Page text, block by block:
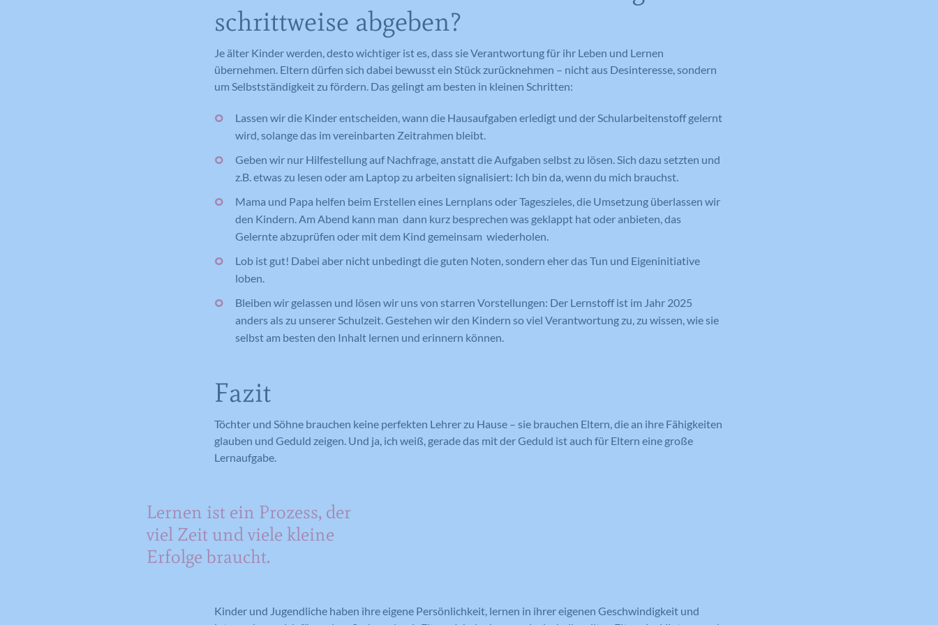
schrittweise abgeben?
Je älter Kinder werden, desto wichtiger ist es, dass sie Verantwortung für ihr Leben und Lernen
übernehmen. Eltern dürfen sich dabei bewusst ein Stück zurücknehmen – nicht aus Desinteresse, sondern
um Selbstständigkeit zu fördern. Das gelingt am besten in kleinen Schritten:
Lassen wir die Kinder entscheiden, wann die Hausaufgaben erledigt und der Schularbeitenstoff gelernt
wird, solange das im vereinbarten Zeitrahmen bleibt.
Geben wir nur Hilfestellung auf Nachfrage, anstatt die Aufgaben selbst zu lösen. Sich dazu setzten und
z.B. etwas zu lesen oder am Laptop zu arbeiten signalisiert: Ich bin da, wenn du mich brauchst.
Mama und Papa helfen beim Erstellen eines Lernplans oder Tageszieles, die Umsetzung überlassen wir
den Kindern. Am Abend kann man dann kurz besprechen was geklappt hat oder anbieten, das
Gelernte abzuprüfen oder mit dem Kind gemeinsam wiederholen.
Lob ist gut! Dabei aber nicht unbedingt die guten Noten, sondern eher das Tun und Eigeninitiative
loben.
Bleiben wir gelassen und lösen wir uns von starren Vorstellungen: Der Lernstoff ist im Jahr 2025
anders als zu unserer Schulzeit. Gestehen wir den Kindern so viel Verantwortung zu, zu wissen, wie sie
selbst am besten den Inhalt lernen und erinnern können.
Fazit
Töchter und Söhne brauchen keine perfekten Lehrer zu Hause – sie brauchen Eltern, die an ihre Fähigkeiten
glauben und Geduld zeigen. Und ja, ich weiß, gerade das mit der Geduld ist auch für Eltern eine große
Lernaufgabe.
Lernen ist ein Prozess, der
viel Zeit und viele kleine
Erfolge braucht.
Kinder und Jugendliche haben ihre eigene Persönlichkeit, lernen in ihrer eigenen Geschwindigkeit und
Eindeutige ID, die die Sitzung des
Benutzers identifiziert.
Name cookie_optin
Anbieter Meine Familie
Laufzeit 1 Jahr
Zweck
Dieses Cookie wird verwendet, um Ihre
Cookie-Einstellungen für diese Website
zu speichern.
Zweck
Wird von Google Analytics verwendet,
um die Anforderungsrate
Anbieter Google Analytics
Laufzeit 1 Minute
Zweck
Wird von Google Analytics verwendet,
um die Anforderungsrate
einzuschränken.
Anbieter Google Analytics
nutzt, zu generieren.
Zweck
dazu, wie der Besucher die Website
Such- und/oder Navigationsverlaufs jedes
Besuchers zu erstellen. Es können identifizierbare
oder eindeutige Daten gesammelt werden.
Anonymisierte Daten werden evtl. mit Dritten
geteilt.
Anbieter Google Maps
Laufzeit 6 Monate
Zweck
Wird zum Entsperren von Google Maps
Inhalten verwendet.
Anbieter YouTube
Laufzeit 1 Tag